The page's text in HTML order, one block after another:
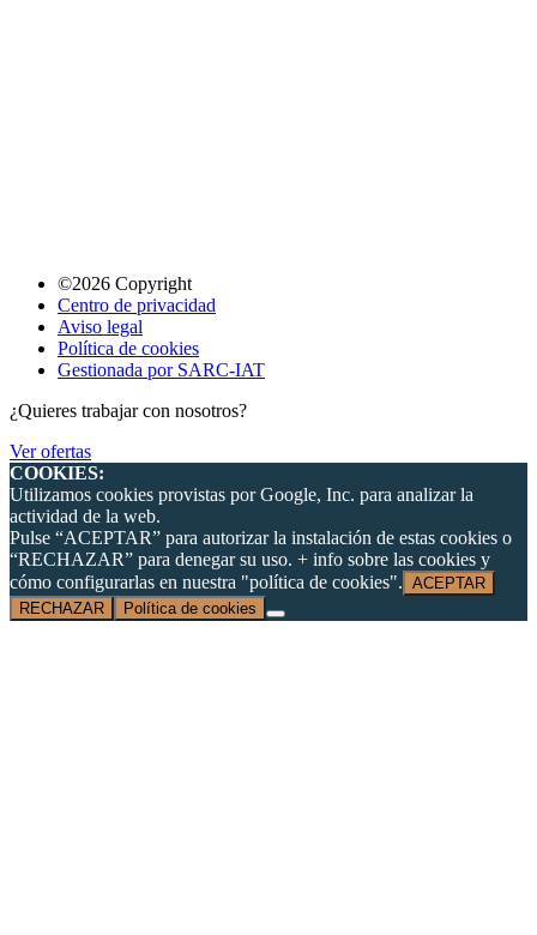
©2026 Copyright
Centro de privacidad
Aviso legal
Política de cookies
Gestionada por SARC-IAT
¿Quieres trabajar con nosotros?
Ver ofertas
COOKIES:
Utilizamos cookies provistas por Google, Inc. para analizar la
actividad de la web.
Pulse “ACEPTAR” para autorizar la instalación de estas cookies o
“RECHAZAR” para denegar su uso. + info sobre las cookies y
cómo configurarlas en nuestra "política de cookies". ACEPTAR
RECHAZAR
Política de cookies